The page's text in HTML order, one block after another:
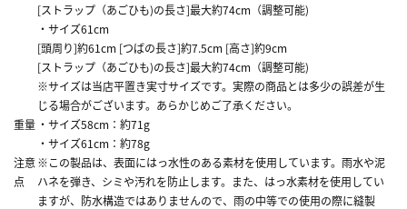
[ストラップ（あごひも)の長さ]最大約74cm（調整可能)
・サイズ61cm
[頭周り]約61cm [つばの長さ]約7.5cm [高さ]約9cm
[ストラップ（あごひも)の長さ]最大約74cm（調整可能)
※サイズは当店平置き実寸サイズです。実際の商品とは多少の誤差が生
じる場合がございます。あらかじめご了承ください。
重量 ・サイズ58cm：約71g
・サイズ61cm：約78g
注意
点
※この製品は、表面にはっ水性のある素材を使用しています。雨水や泥
ハネを弾き、シミや汚れを防止します。また、はっ水素材を使用してい
ますが、防水構造ではありませんので、雨の中等での使用の際に縫製